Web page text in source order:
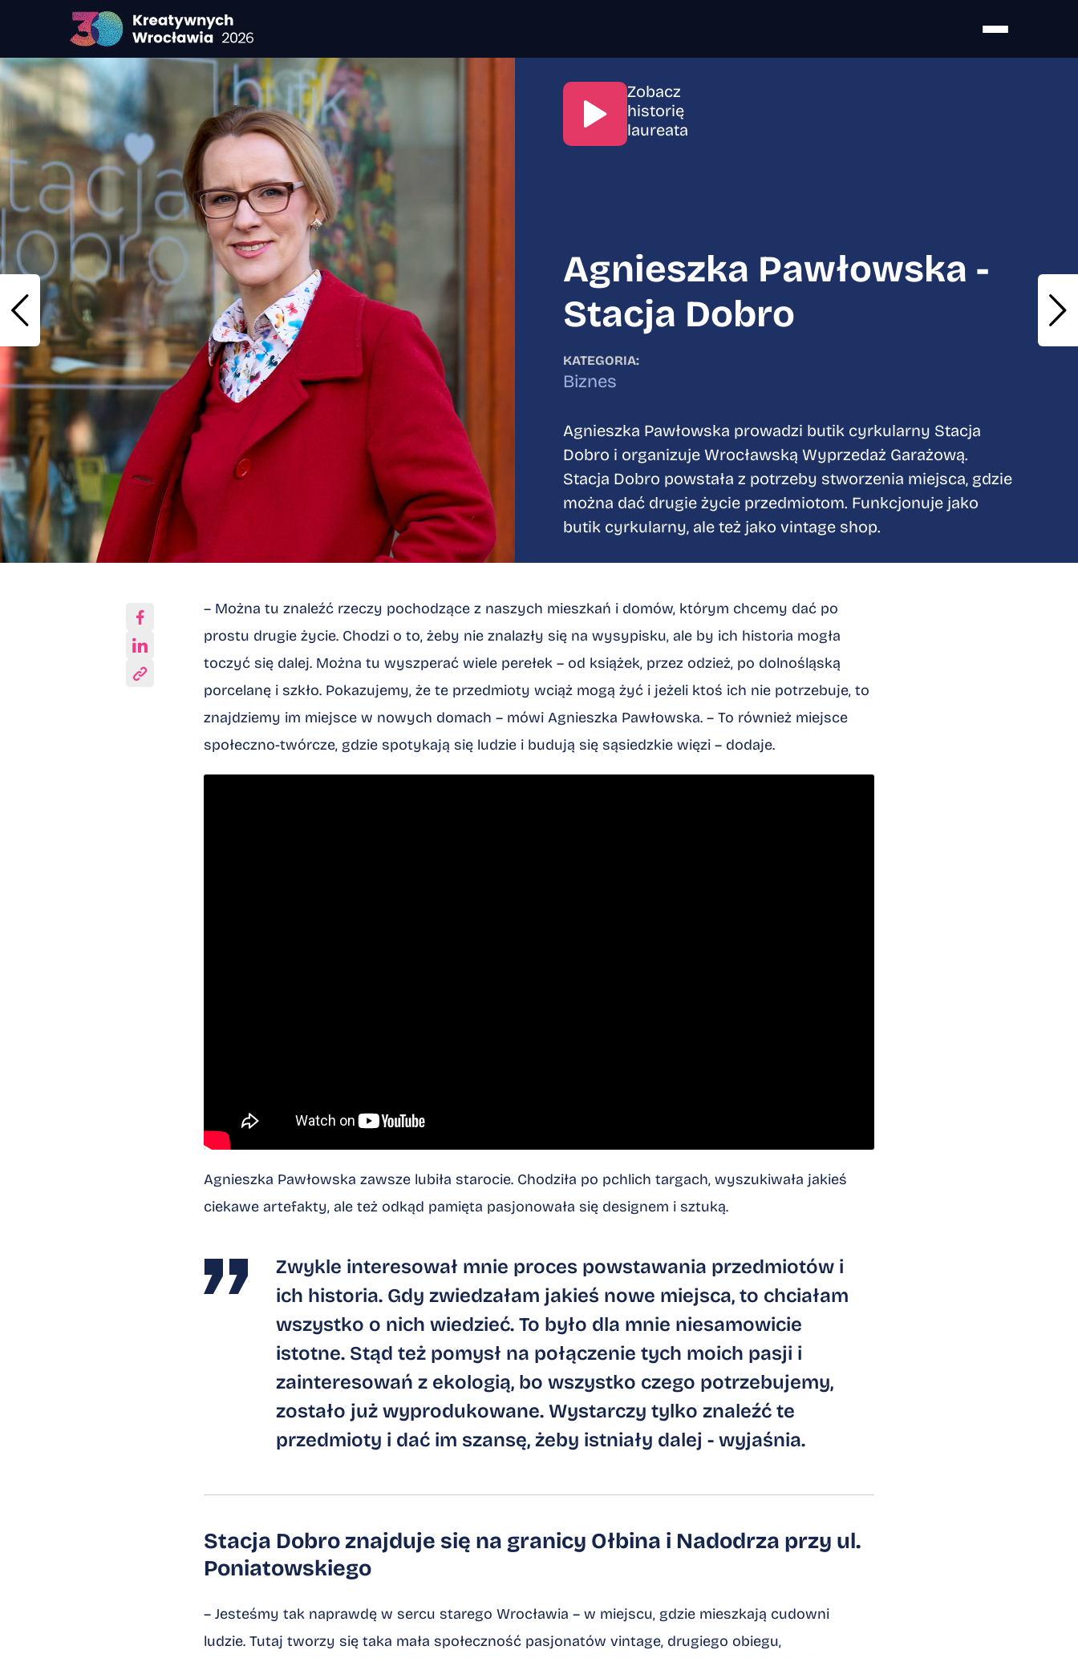
Zobacz
historię
laureata
Agnieszka Pawłowska -
Stacja Dobro
KATEGORIA:
Biznes
Agnieszka Pawłowska prowadzi butik cyrkularny Stacja
Dobro i organizuje Wrocławską Wyprzedaż Garażową.
Stacja Dobro powstała z potrzeby stworzenia miejsca, gdzie
można dać drugie życie przedmiotom. Funkcjonuje jako
butik cyrkularny, ale też jako vintage shop.
Skopiuj link
– Można tu znaleźć rzeczy pochodzące z naszych mieszkań i domów, którym chcemy dać po
prostu drugie życie. Chodzi o to, żeby nie znalazły się na wysypisku, ale by ich historia mogła
toczyć się dalej. Można tu wyszperać wiele perełek – od książek, przez odzież, po dolnośląską
porcelanę i szkło. Pokazujemy, że te przedmioty wciąż mogą żyć i jeżeli ktoś ich nie potrzebuje, to
znajdziemy im miejsce w nowych domach – mówi Agnieszka Pawłowska. – To również miejsce
społeczno-twórcze, gdzie spotykają się ludzie i budują się sąsiedzkie więzi – dodaje.
Agnieszka Pawłowska zawsze lubiła starocie. Chodziła po pchlich targach, wyszukiwała jakieś
ciekawe artefakty, ale też odkąd pamięta pasjonowała się designem i sztuką.
Zwykle interesował mnie proces powstawania przedmiotów i
ich historia. Gdy zwiedzałam jakieś nowe miejsca, to chciałam
wszystko o nich wiedzieć. To było dla mnie niesamowicie
istotne. Stąd też pomysł na połączenie tych moich pasji i
zainteresowań z ekologią, bo wszystko czego potrzebujemy,
zostało już wyprodukowane. Wystarczy tylko znaleźć te
przedmioty i dać im szansę, żeby istniały dalej - wyjaśnia.
Stacja Dobro znajduje się na granicy Ołbina i Nadodrza przy ul.
Poniatowskiego
– Jesteśmy tak naprawdę w sercu starego Wrocławia – w miejscu, gdzie mieszkają cudowni
ludzie. Tutaj tworzy się taka mała społeczność pasjonatów vintage, drugiego obiegu,